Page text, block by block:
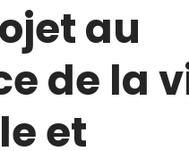
au
de la
et